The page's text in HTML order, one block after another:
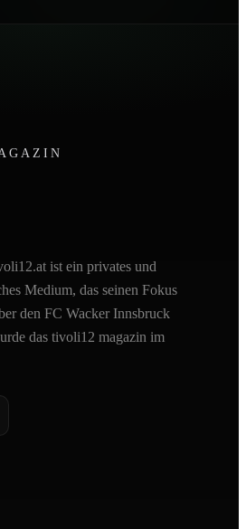
ist ein privates und
Medium, das seinen Fokus
den FC Wacker Innsbruck
das tivoli12 magazin im